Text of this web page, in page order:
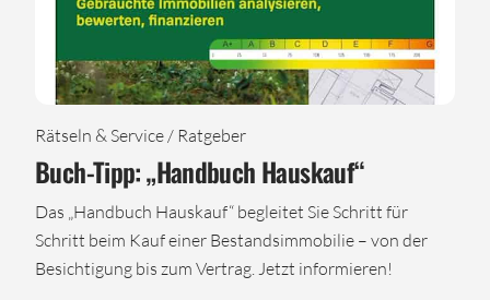
Rätseln & Service / Ratgeber
Buch-Tipp: „Handbuch Hauskauf“
Das „Handbuch Hauskauf“ begleitet Sie Schritt für
Schritt beim Kauf einer Bestandsimmobilie – von der
Besichtigung bis zum Vertrag. Jetzt informieren!